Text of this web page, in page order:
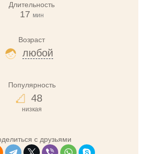
Длительность
17 мин
Возраст
любой
Популярность
48
низкая
с друзьями